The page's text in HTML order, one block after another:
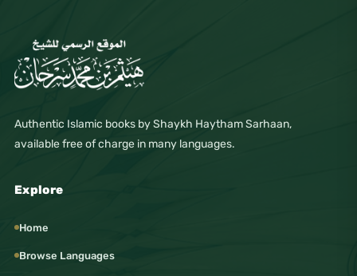
Authentic Islamic books by Shaykh Haytham Sarhaan,
available free of charge in many languages.
Explore
Home
Browse Languages